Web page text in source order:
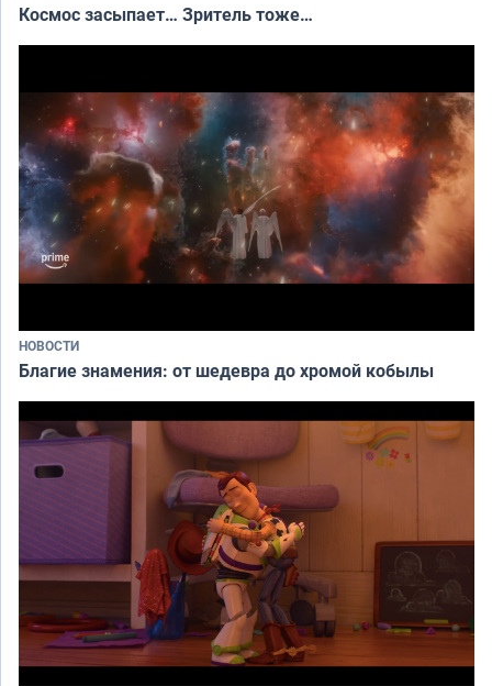
Космос засыпает… Зритель тоже…
НОВОСТИ
Благие знамения: от шедевра до хромой кобылы